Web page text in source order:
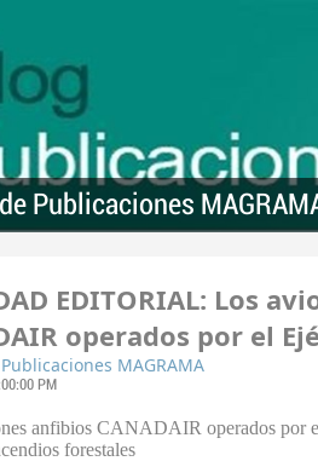
Publicaciones
EDITORIAL: Los
operados por el
MAGRAMA
PM
anfibios CANADAIR operados por
forestales